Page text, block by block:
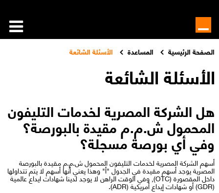
الصفحة الرئيسية المساعدة الأسئلة الشائعة
الأسئلة الشائعة
هل الشركة المصرية لخدمات التليفون
المحمول ش.م.م مقيدة بالبورصة؟
وفي أي بورصة مسجلة؟
أسهم الشركة المصرية لخدمات التليفون المحمول ش.م.م مقيدة بالبورصة
المصرية يوجد أسهم مقيدة في الجدول "أ" وهذا يعني أنها أسهم لا يتم تتداولها
داخل المقصورة (OTC), وفي الوقت الراهن لا يوجد لدينا شهادات ايداع عالمية
(GDR) أو شهادات إيداع أمريكية (ADR).​​​